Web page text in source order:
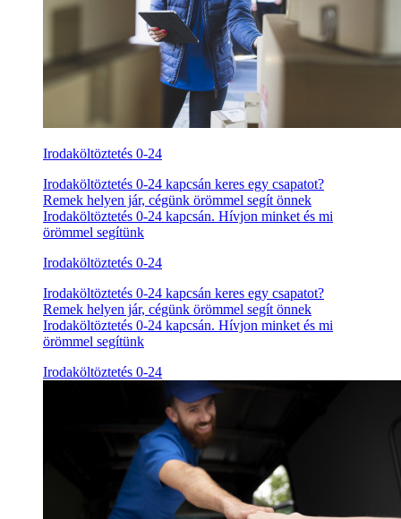
Irodaköltöztetés 0-24
Irodaköltöztetés 0-24 kapcsán keres egy csapatot?
Remek helyen jár, cégünk örömmel segít önnek
Irodaköltöztetés 0-24 kapcsán. Hívjon minket és mi
örömmel segítünk
Irodaköltöztetés 0-24
Irodaköltöztetés 0-24 kapcsán keres egy csapatot?
Remek helyen jár, cégünk örömmel segít önnek
Irodaköltöztetés 0-24 kapcsán. Hívjon minket és mi
örömmel segítünk
Irodaköltöztetés 0-24